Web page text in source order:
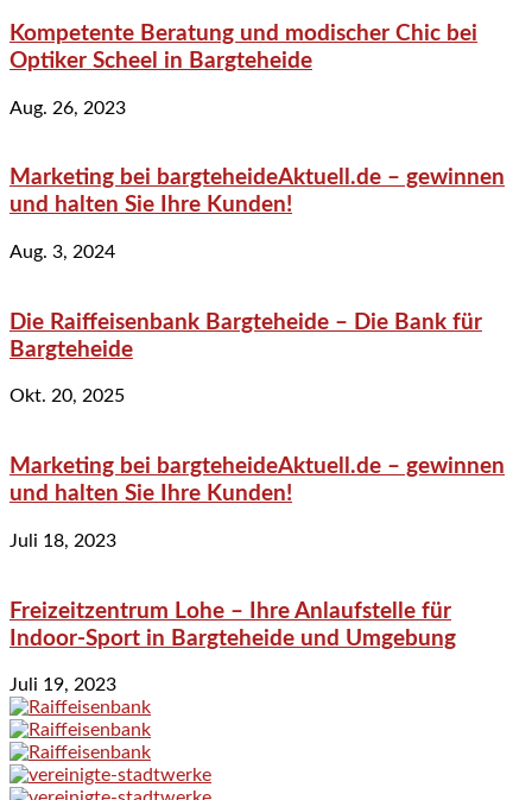
Kompetente Beratung und modischer Chic bei
Optiker Scheel in Bargteheide
Aug. 26, 2023
Marketing bei bargteheideAktuell.de – gewinnen
und halten Sie Ihre Kunden!
Aug. 3, 2024
Die Raiffeisenbank Bargteheide – Die Bank für
Bargteheide
Okt. 20, 2025
Marketing bei bargteheideAktuell.de – gewinnen
und halten Sie Ihre Kunden!
Juli 18, 2023
Freizeitzentrum Lohe – Ihre Anlaufstelle für
Indoor-Sport in Bargteheide und Umgebung
Juli 19, 2023